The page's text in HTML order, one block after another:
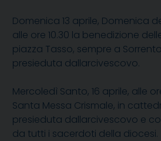
Domenica 13 aprile, Domenica
alle ore 10.30 la benedizione
piazza Tasso, sempre a
presieduta dallarcivescovo.
Mercoledì Santo, 16 aprile, alle
Santa Messa Crismale, in
presieduta dallarcivescovo e
da tutti i sacerdoti della diocesi.